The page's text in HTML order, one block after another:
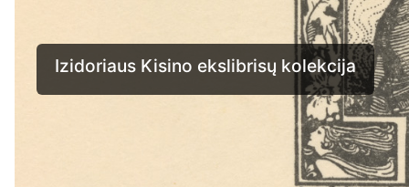
Izidoriaus Kisino ekslibrisų kolekcija